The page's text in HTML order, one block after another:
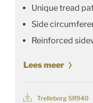
Unique tread
Side
Reinforced
Lees meer
Trelleborg SR940